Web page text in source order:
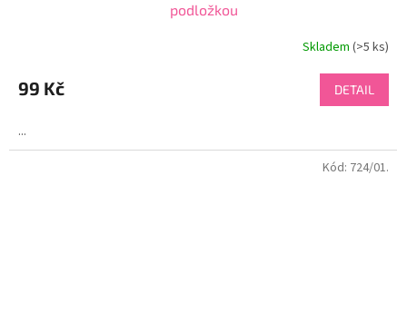
podložkou
Skladem (>5 ks)
99 Kč DETAIL
...
Kód: 724/01.